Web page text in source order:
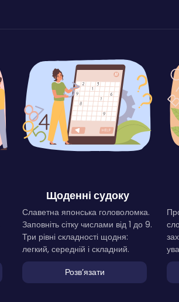
Щоденні судоку
Славетна японська головоломка.
Заповніть сітку числами від 1 до 9.
Три рівні складності щодня:
легкий, середній і складний.
Розвʼязати